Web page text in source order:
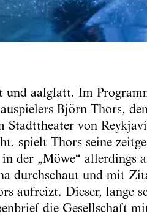
aalglatt. Im
Björn Thors,
Stadttheater von
spielt Thors seine
der „Möwe“ allerdings
durchschaut und mit
aufreizt. Dieser, lange
die Gesellschaft